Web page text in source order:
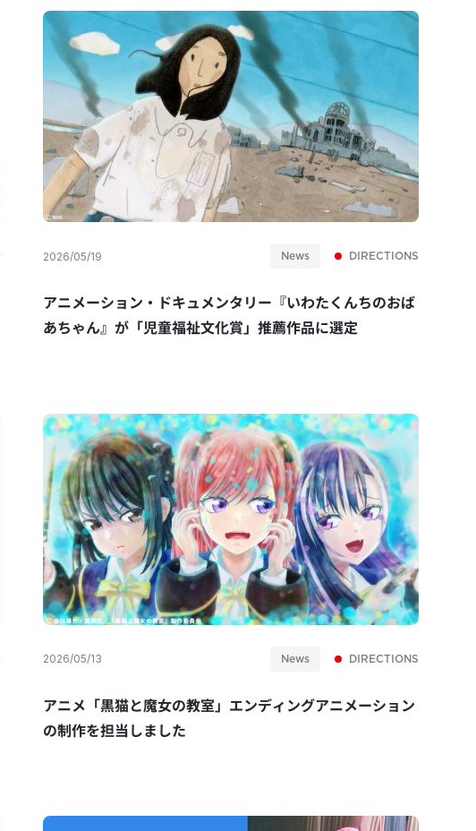
2026/05/19 News DIRECTIONS
アニメーション・ドキュメンタリー『いわたくんちのおば
あちゃん』が「児童福祉文化賞」推薦作品に選定
2026/05/13 News DIRECTIONS
アニメ「黒猫と魔女の教室」エンディングアニメーション
の制作を担当しました